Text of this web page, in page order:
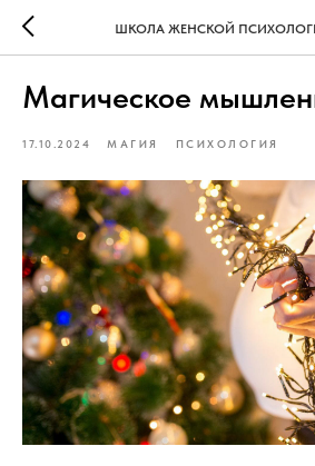
ШКОЛА ЖЕНСКОЙ
Магическое
17.10.2024 МАГИЯ ПСИХОЛОГИЯ